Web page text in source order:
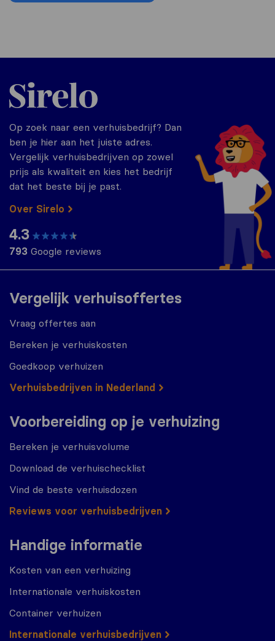
Vergelijk verhuisoffertes
Vraag offertes aan
Bereken je verhuiskosten
Goedkoop verhuizen
Verhuisbedrijven in Nederland
Voorbereiding op je verhuizing
Bereken je verhuisvolume
Download de verhuischecklist
Vind de beste verhuisdozen
Reviews voor verhuisbedrijven
Handige informatie
Kosten van een verhuizing
Internationale verhuiskosten
Container verhuizen
Internationale verhuisbedrijven
Sirelo.nl
Op zoek naar een verhuisbedrijf? Dan
ben je hier aan het juiste adres.
Vergelijk verhuisbedrijven op zowel
prijs als kwaliteit en kies het bedrijf
dat het beste bij je past.
Over Sirelo
4.3
793 Google reviews